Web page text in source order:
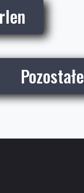
Pozostałe